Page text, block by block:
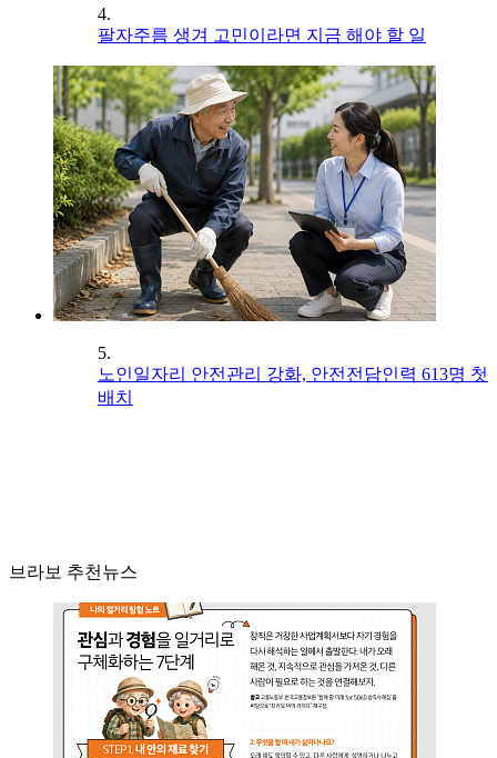
4.
팔자주름 생겨 고민이라면 지금 해야 할 일
5.
노인일자리 안전관리 강화, 안전전담인력 613명 첫
배치
브라보 추천뉴스